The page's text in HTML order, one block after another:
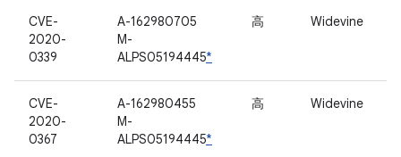
CVE-
2020-
0339
A-162980705
M-
ALPS05194445*
高 Widevine
CVE-
2020-
0367
A-162980455
M-
ALPS05194445*
高 Widevine